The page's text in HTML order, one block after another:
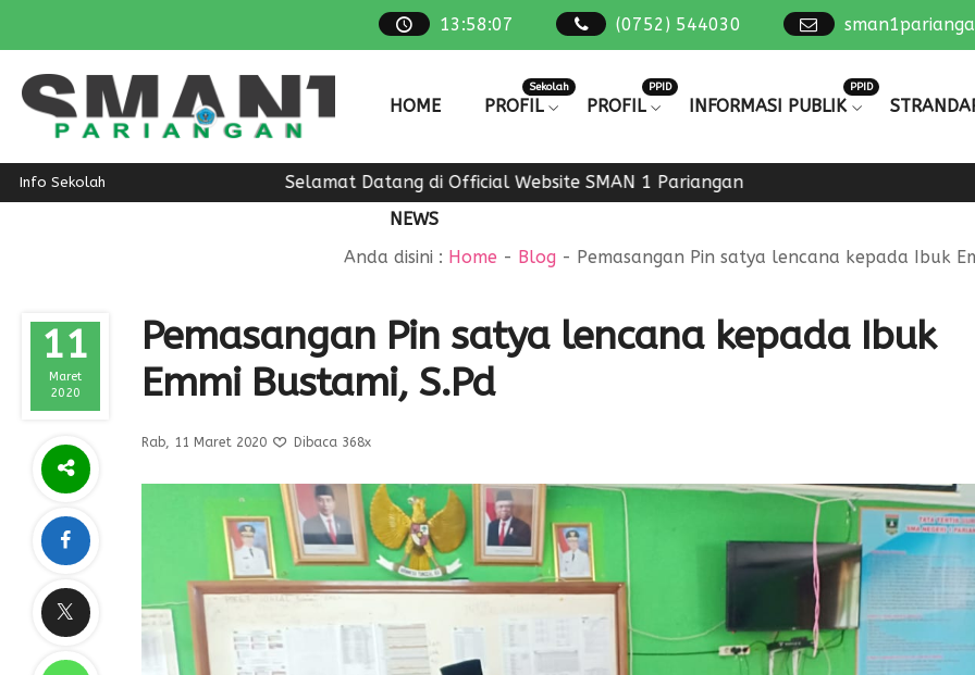
13 :58:08 (0752) 544030
HOME PROFIL
Sekolah
PROFIL
PPID
INFORMASI PUBLIK
PPID
NEWS
Info Sekolah Selamat Datang di Official Website SMAN 1 Pariangan
Anda disini : Home - Blog - Pemasangan Pin satya lencana kepada Ibuk
11
Maret
2020
Pemasangan Pin satya lencana kepada Ibuk
Emmi Bustami, S.Pd
Rab, 11 Maret 2020 Dibaca 368x